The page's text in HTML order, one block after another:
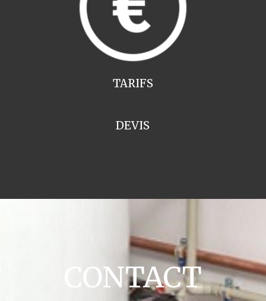
TARIFS
DEVIS
CONTACT